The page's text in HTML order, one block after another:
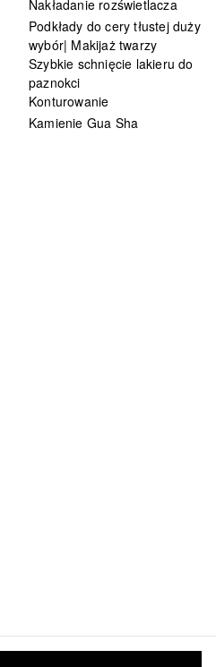
Nakładanie rozświetlacza
Podkłady do cery tłustej duży
wybór| Makijaż twarzy
Szybkie schnięcie lakieru do
paznokci
Konturowanie
Kamienie Gua Sha